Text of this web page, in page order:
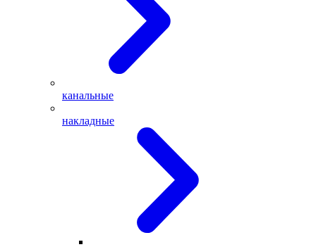
канальные
накладные